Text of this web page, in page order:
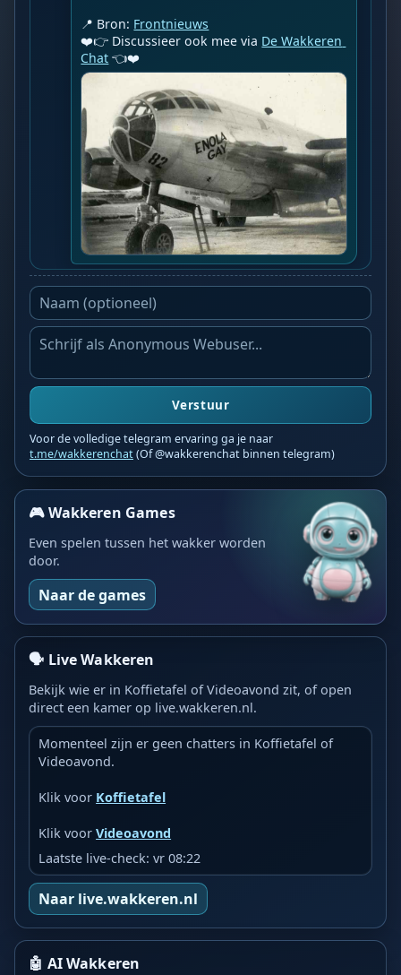
📍 Bron: Frontnieuws
❤️👉 Discussieer ook mee via De Wakkeren
Chat 👈❤️
Verstuur
Voor de volledige telegram ervaring ga je naar
t.me/wakkerenchat(Of @wakkerenchat binnen telegram)
🎮 Wakkeren Games
Even spelen tussen het wakker worden
door.
Naar de games
🗣️ Live Wakkeren
Bekijk wie er in Koffietafel of Videoavond zit, of open
direct een kamer op live.wakkeren.nl.
Momenteel zijn er geen chatters in Koffietafel of
Videoavond.
Klik voor Koffietafel
Klik voorVideoavond
Laatste live-check: vr 08:22
Naar live.wakkeren.nl
🤖 AI Wakkeren